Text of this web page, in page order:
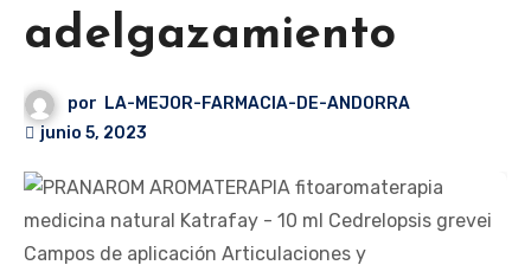
adelgazamiento
por LA-MEJOR-FARMACIA-DE-ANDORRA
junio 5, 2023